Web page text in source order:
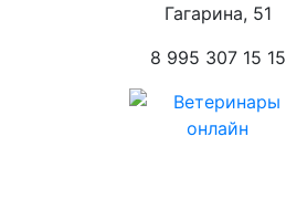
Гагарина, 51
8 995 307 15 15